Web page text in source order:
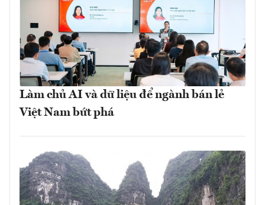
Làm chủ AI và dữ liệu để ngành bán lẻ
Việt Nam bứt phá